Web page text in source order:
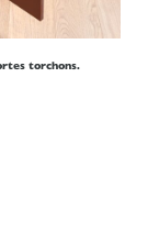
torchons.